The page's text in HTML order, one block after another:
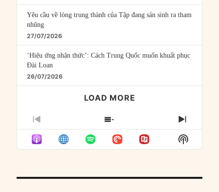
Yêu cầu về lòng trung thành của Tập đang sản sinh ra tham
nhũng
27/07/2026
‘Hiệu ứng nhận thức’: Cách Trung Quốc muốn khuất phục
Đài Loan
26/07/2026
LOAD MORE
PREVIOUS
EPISODE
SHOW
EPISODES
LIST
NEXT
Show
Podcast